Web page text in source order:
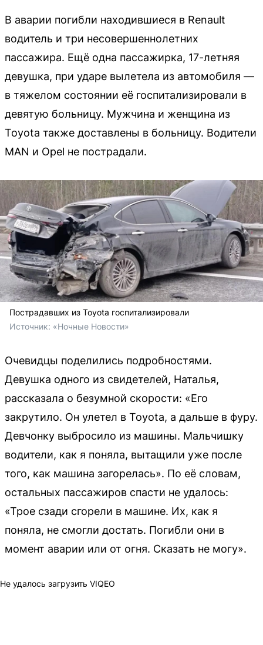
В аварии погибли находившиеся в Renault
водитель и три несовершеннолетних
пассажира. Ещё одна пассажирка, 17-летняя
девушка, при ударе вылетела из автомобиля —
в тяжелом состоянии её госпитализировали в
девятую больницу. Мужчина и женщина из
Toyota также доставлены в больницу. Водители
MAN и Opel не пострадали.
Пострадавших из Toyota госпитализировали
Источник: «Ночные Новости»
Очевидцы поделились подробностями.
Девушка одного из свидетелей, Наталья,
рассказала о безумной скорости: «Его
закрутило. Он улетел в Toyota, а дальше в фуру.
Девчонку выбросило из машины. Мальчишку
водители, как я поняла, вытащили уже после
того, как машина загорелась». По её словам,
остальных пассажиров спасти не удалось:
«Трое сзади сгорели в машине. Их, как я
поняла, не смогли достать. Погибли они в
момент аварии или от огня. Сказать не могу».
Не удалось загрузить VIQEO